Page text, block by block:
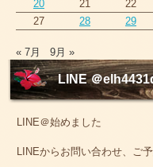
20 21 22
27
28 29
« 7月 9月 »
LINE ＠
LINE＠始めました
LINEからお問い合わせ、ご